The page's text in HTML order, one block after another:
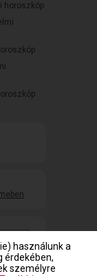
horoszkóp
használunk a
érdekében,
személyre